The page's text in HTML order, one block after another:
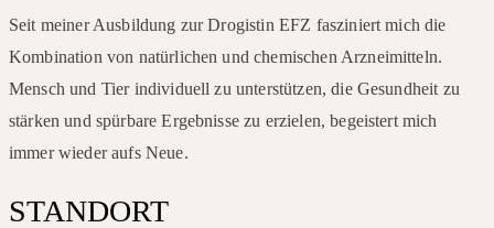
Seit meiner Ausbildung zur Drogistin EFZ fasziniert mich die
Kombination von natürlichen und chemischen Arzneimitteln.
Mensch und Tier individuell zu unterstützen, die Gesundheit zu
stärken und spürbare Ergebnisse zu erzielen, begeistert mich
immer wieder aufs Neue.
STANDORT